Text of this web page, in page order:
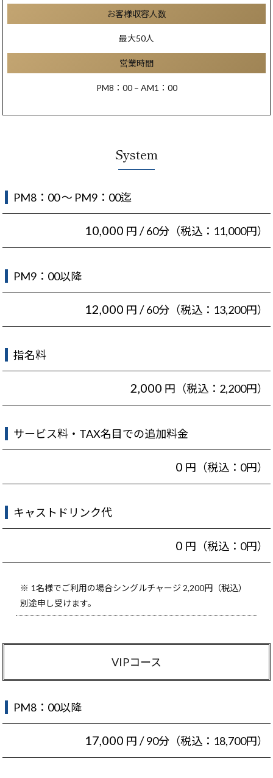
お客様収容人数
最大50人
営業時間
PM8：00 – AM1：00
System
PM8：00 ～ PM9：00迄
10,000 円 / 60分（税込：11,000円）
PM9：00以降
12,000 円 / 60分（税込：13,200円）
指名料
2,000 円（税込：2,200円）
サービス料・TAX名目での追加料金
0 円（税込：0円）
キャストドリンク代
0 円（税込：0円）
1名様でご利用の場合シングルチャージ 2,200円（税込）
別途申し受けます。
VIPコース
PM8：00以降
17,000 円 / 90分（税込：18,700円）